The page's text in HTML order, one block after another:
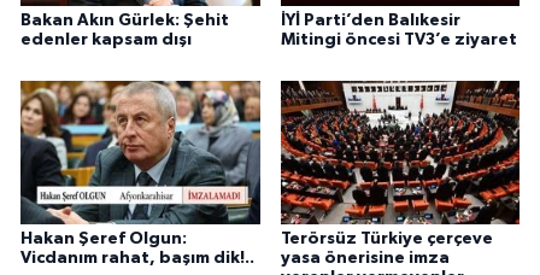
Bakan Akın Gürlek: Şehit
edenler kapsam dışı
İYİ Parti’den Balıkesir
Mitingi öncesi TV3’e ziyaret
Hakan Şeref Olgun:
Vicdanım rahat, başım dik!..
Terörsüz Türkiye çerçeve
yasa önerisine imza